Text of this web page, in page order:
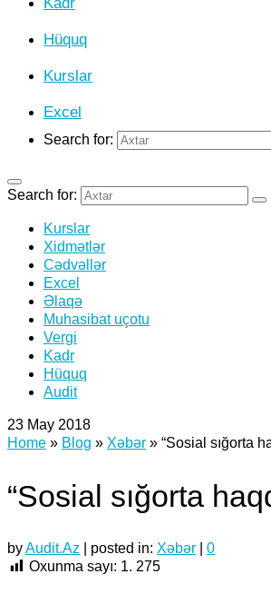
Hüquq
Kurslar
Excel
Search for:
Search for:
Kurslar
Xidmətlər
Cədvəllər
Excel
Əlaqə
Muhasibat uçotu
Vergi
Kadr
Hüquq
Audit
23 May 2018
Home » Blog » Xəbər » “Sosial sığorta
“Sosial sığorta
byAudit.Az posted in: Xəbər
0
Oxunma sayı: 1. 275